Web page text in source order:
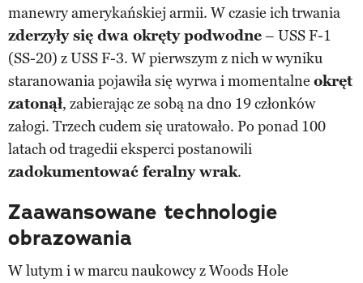
manewry amerykańskiej armii. W czasie ich trwania
zderzyły się dwa okręty podwodne– USS F-1
(SS-20) z USS F-3. W pierwszym z nich w wyniku
staranowania pojawiła się wyrwa i momentalne okręt
zatonął, zabierając ze sobą na dno 19 członków
załogi. Trzech cudem się uratowało. Po ponad 100
latach od tragedii eksperci postanowili
zadokumentować feralny wrak.
Zaawansowane technologie
obrazowania
W lutym i w marcu naukowcy z Woods Hole